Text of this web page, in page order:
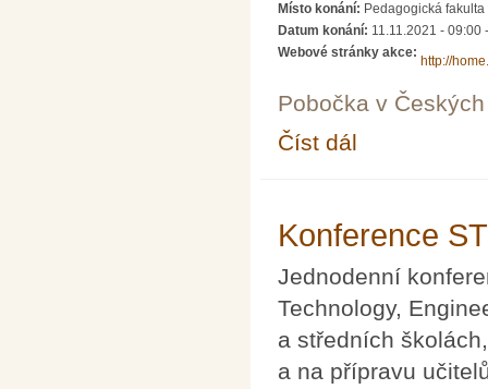
Místo konání: Pedagogická
Datum konání: 11.11.2021 - 09:00
Webové stránky akce:
http://
Pobočka v
Číst dál
Konference
Jednodenní
Technology,
a středních
a na přípravu